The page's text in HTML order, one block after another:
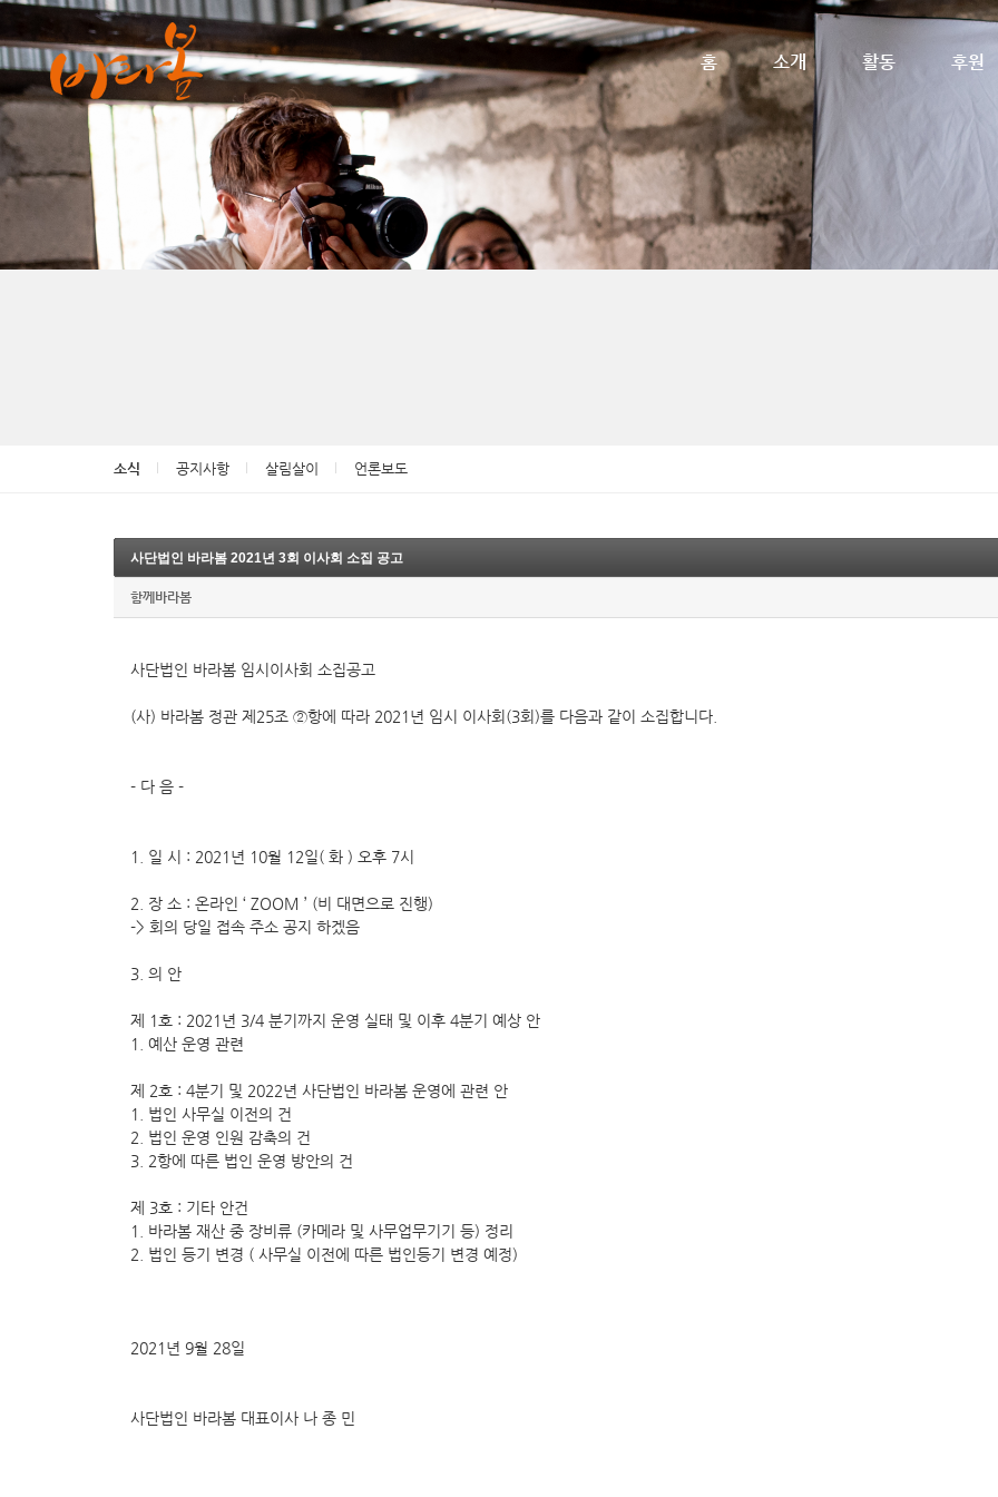
홈 소개 활동 후원
소식 공지사항 살림살이 언론보도
사단법인 바라봄 2021년 3회 이사회 소집 공고
함께바라봄
사단법인 바라봄 임시이사회 소집공고
(사) 바라봄 정관 제25조 ②항에 따라 2021년 임시 이사회(3회)를 다음과 같이 소집합니다.
- 다 음 -
1. 일 시 : 2021년 10월 12일( 화 ) 오후 7시
2. 장 소 : 온라인 ‘ ZOOM ’ (비 대면으로 진행)
-> 회의 당일 접속 주소 공지 하겠음
3. 의 안
제 1호 : 2021년 3/4 분기까지 운영 실태 및 이후 4분기 예상 안
1. 예산 운영 관련
제 2호 : 4분기 및 2022년 사단법인 바라봄 운영에 관련 안
1. 법인 사무실 이전의 건
2. 법인 운영 인원 감축의 건
3. 2항에 따른 법인 운영 방안의 건
제 3호 : 기타 안건
1. 바라봄 재산 중 장비류 (카메라 및 사무업무기기 등) 정리
2. 법인 등기 변경 ( 사무실 이전에 따른 법인등기 변경 예정)
2021년 9월 28일
사단법인 바라봄 대표이사 나 종 민